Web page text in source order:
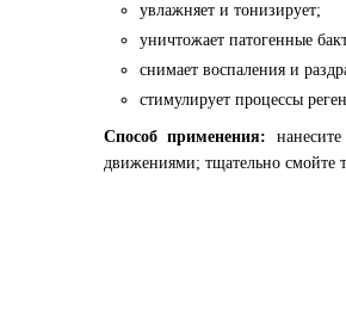
увлажняет и тонизирует;
уничтожает патогенные
снимает воспаления и
стимулирует процессы
Способ применения:
движениями; тщательно смойте